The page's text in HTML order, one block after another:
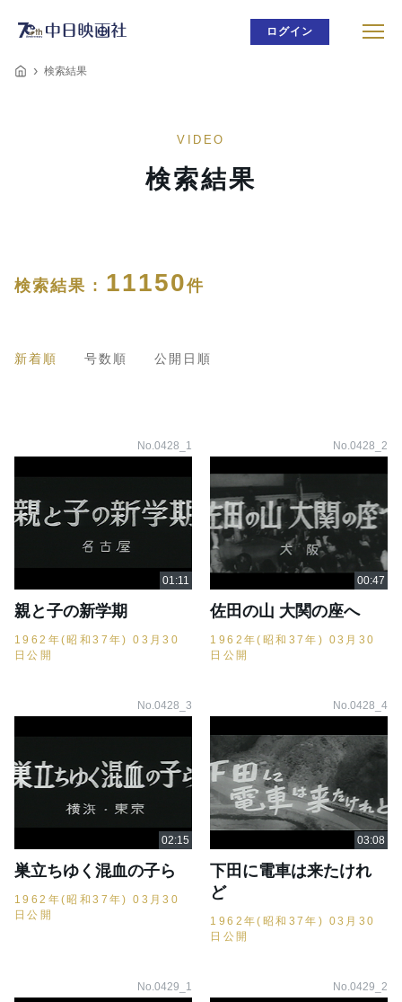
ログイン
検索結果
VIDEO
検索結果
検索結果 : 11150件
新着順 号数順 公開日順
No.0428_1
親と子の新学期
1962年(昭和37年) 03月30
日公開
No.0428_2
佐田の山 大関の座へ
1962年(昭和37年) 03月30
日公開
No.0428_3
巣立ちゆく混血の子ら
1962年(昭和37年) 03月30
日公開
No.0428_4
下田に電車は来たけれ
ど
1962年(昭和37年) 03月30
日公開
No.0429_1 No.0429_2